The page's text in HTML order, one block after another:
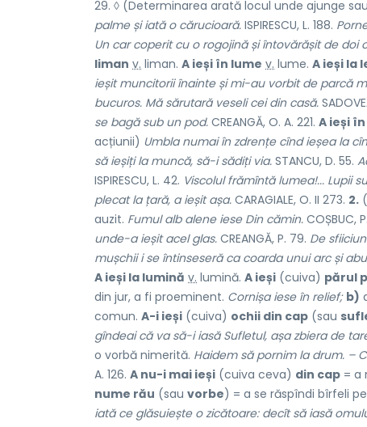
29. ◊ (Determinarea arată locul unde ajunge
palme și iată o cărucioară. ISPIRESCU, L. 188.
Un car coperit cu o rogojină și întovărășit de doi
liman v. liman. A ieși în lume v. lume. A ieși la
ieșit muncitorii înainte și mi-au vorbit de parcă
bucuros. Mă sărutară veseli cei din casă.
se bagă sub un pod. CREANGĂ, O. A. 221. A ieși
acțiunii) Umbla numai în zdrențe cînd ieșea la
să ieșiți la muncă, să-i sădiți via. STANCU, D. 55.
ISPIRESCU, L. 42. Viscolul frămîntă lumea!... Lupii
plecat la țară, a ieșit așa. CARAGIALE, O. II 273. 2.
auzit. Fumul alb alene iese Din cămin. COȘBUC,
unde-a ieșit acel glas. CREANGĂ, P. 79. De
mușchii i se întinseseră ca coarda unui arc și
A ieși la lumină v. lumină. A ieși (cuiva) părul
din jur, a fi proeminent. Cornișa iese în relief; b)
comun. A-i ieși (cuiva) ochii din cap (sau
gîndeai că va să-i iasă Sufletul, așa zbiera de
o vorbă nimerită. Haidem să pornim la drum. –
A. 126. A nu-i mai ieși (cuiva ceva) din cap = a
nume rău (sau vorbe) = a se răspîndi bîrfeli
iată ce glăsuiește o zicătoare: decît să iasă